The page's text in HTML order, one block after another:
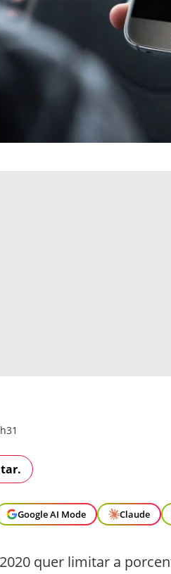
Google AI Mode Claude
quer limitar a